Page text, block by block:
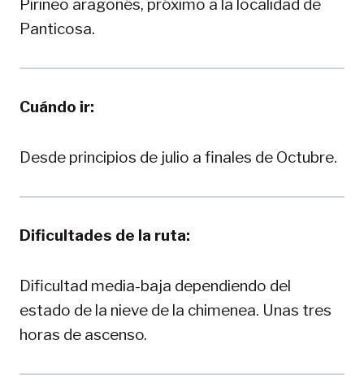
Pirineo aragonés, próximo a la localidad de
Panticosa.
Cuándo ir:
Desde principios de julio a finales de Octubre.
Dificultades de la ruta:
Dificultad media-baja dependiendo del
estado de la nieve de la chimenea. Unas tres
horas de ascenso.